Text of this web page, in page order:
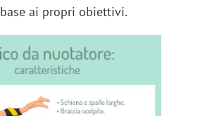
ai propri obiettivi.